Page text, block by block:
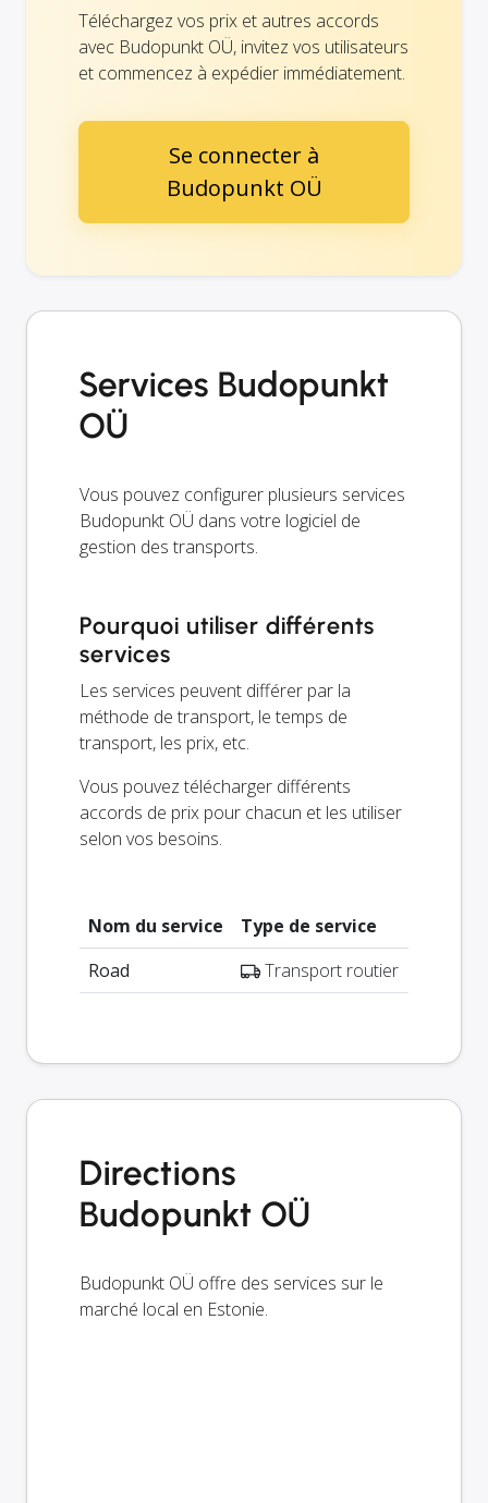
Téléchargez vos prix et autres accords
avec Budopunkt OÜ, invitez vos utilisateurs
et commencez à expédier immédiatement.
Se connecter à
Budopunkt OÜ
Services Budopunkt
OÜ
Vous pouvez configurer plusieurs services
Budopunkt OÜ dans votre logiciel de
gestion des transports.
Pourquoi utiliser différents
services
Les services peuvent différer par la
méthode de transport, le temps de
transport, les prix, etc.
Vous pouvez télécharger différents
accords de prix pour chacun et les utiliser
selon vos besoins.
Nom du service
Type de service
Road
Transport routier
Directions
Budopunkt OÜ
Budopunkt OÜ offre des services sur le
marché local en Estonie.